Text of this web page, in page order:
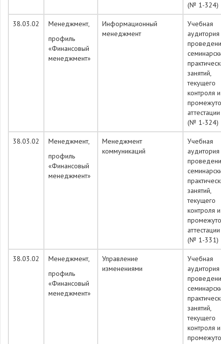
(№ 1-324)
38.03.02
Менеджмент,
профиль
«Финансовый
менеджмент»
Информационный
менеджмент
Учебная
занятий,
текущего
контроля и
аттестации
(№ 1-324)
38.03.02
Менеджмент,
профиль
«Финансовый
менеджмент»
Менеджмент
коммуникаций
Учебная
занятий,
текущего
контроля и
аттестации
(№ 1-331)
38.03.02
Менеджмент,
профиль
«Финансовый
менеджмент»
Управление
изменениями
Учебная
занятий,
текущего
контроля и